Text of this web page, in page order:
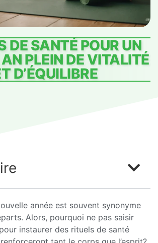
DE SANTÉ POUR UN
PLEIN DE VITALITÉ
D’ÉQUILIBRE
année est souvent synonyme
Alors, pourquoi ne pas saisir
instaurer des rituels de santé